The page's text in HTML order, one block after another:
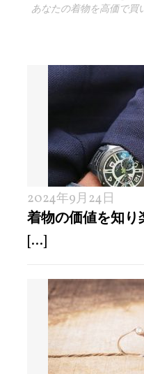
あなたの着物を高価で買
2024年9月24日
着物の価値を知り
[...]